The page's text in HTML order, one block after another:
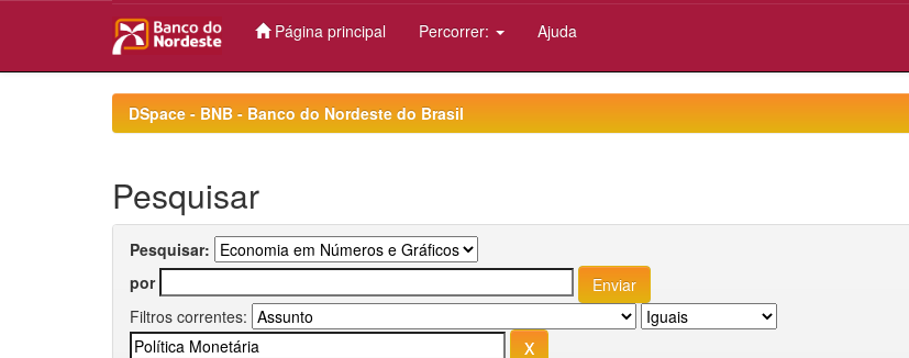
Página principal Percorrer: Ajuda
DSpace - BNB - Banco do Nordeste do Brasil
Pesquisar
Pesquisar:
por
Filtros correntes: